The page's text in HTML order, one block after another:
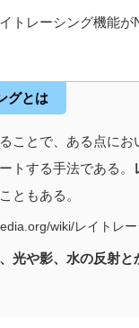
トレーシング機能が
グとは
ことで、ある点にお
トする手法である。
ともある。
wiki/レイトレ
光や影、水の反射と